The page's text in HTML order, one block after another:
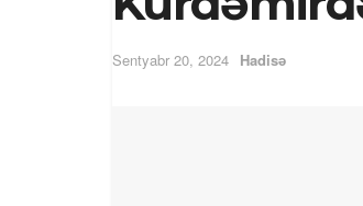
Sentyabr 20, 2024 Hadisə